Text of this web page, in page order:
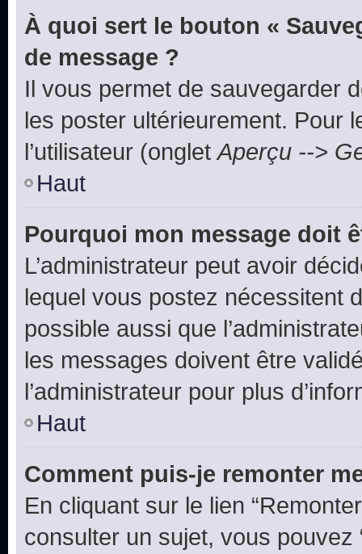
À quoi sert le bouton «
de message ?
Il vous permet de sauvegarder
les poster ultérieurement. Pour
l’utilisateur (ongletAperçu -->
Haut
Pourquoi mon message doit
L’administrateur peut avoir
lequel vous postez nécessitent
possible aussi que
les messages doivent être
l’administrateur pour plus
Haut
Comment puis-je remonter
En cliquant sur le lien
consulter un sujet, vous pouvez